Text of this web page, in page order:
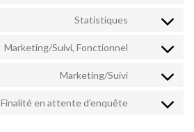
Statistiques
Marketing/Suivi, Fonctionnel
Marketing/Suivi
Finalité en attente d’enquête